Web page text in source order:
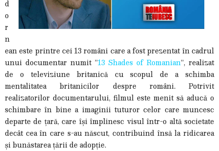
d
o
r
n
ean este printre cei 13 români care a fost prezentat în cadrul
unui documentar numit ”13 Shades of Romanian”, realizat
de o televiziune britanică cu scopul de a schimba
mentalitatea britanicilor despre români. Potrivit
realizatorilor documentarului, filmul este menit să aducă o
schimbare în bine a imaginii tuturor celor care muncesc
departe de țară, care își împlinesc visul într-o altă societate
decât cea în care s-au născut, contribuind însă la ridicarea
și bunăstarea țării de adopție.